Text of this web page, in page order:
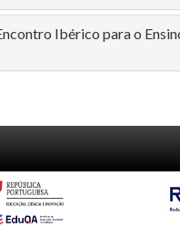
Ibérico para o